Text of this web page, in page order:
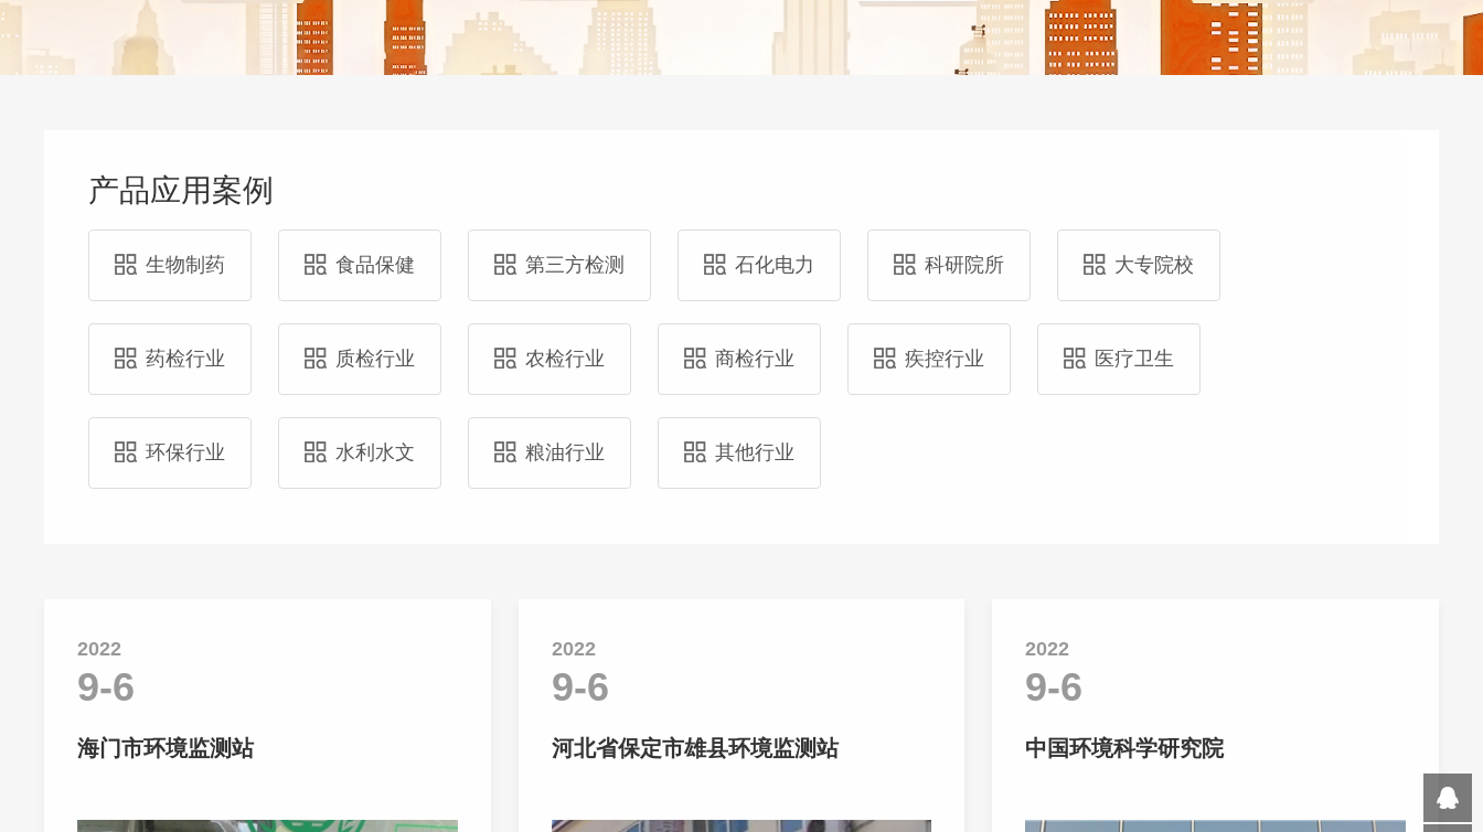
产品应用案例
生物制药 食品保健 第三方检测 石化电力 科研院所 大专院校
药检行业 质检行业 农检行业 商检行业 疾控行业 医疗卫生
环保行业 水利水文 粮油行业 其他行业
2022
9-6
海门市环境监测站
2022
9-6
河北省保定市雄县环境监测站
2022
9-6
中国环境科学研究院